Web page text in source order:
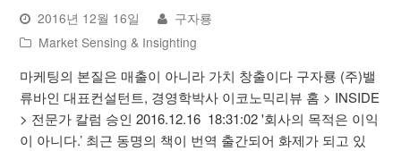
2016년 12월 16일
구자룡
Market Sensing & Insighting
마케팅의 본질은 매출이 아니라 가치 창출이다 구자룡 (주)밸
류바인 대표컨설턴트, 경영학박사 이코노믹리뷰 홈 > INSIDE
> 전문가 칼럼 승인 2016.12.16 18:31:02 '회사의 목적은 이익
이 아니다.’ 최근 동명의 책이 번역 출간되어 화제가 되고 있